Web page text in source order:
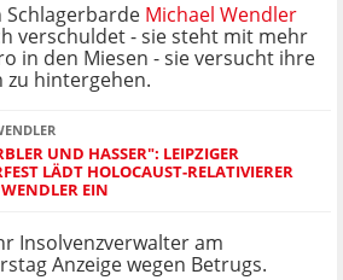
Schlagerbarde Michael Wendler
verschuldet - sie steht mit mehr
in den Miesen - sie versucht ihre
zu hintergehen.
UND HASSER": LEIPZIGER
LÄDT HOLOCAUST-RELATIVIERER
EIN
Insolvenzverwalter am
Anzeige wegen Betrugs.